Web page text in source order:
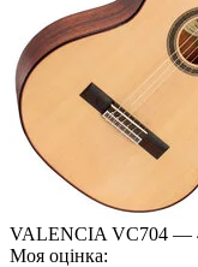
VALENCIA VC704 —
Моя оцінка: